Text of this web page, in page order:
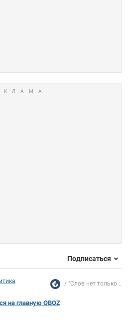
Подписаться
"Слов нет только...
на главную OBOZ